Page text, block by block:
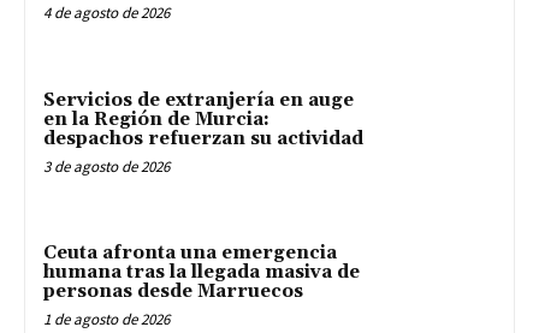
4 de agosto de 2026
Servicios de extranjería en auge
en la Región de Murcia:
despachos refuerzan su actividad
3 de agosto de 2026
Ceuta afronta una emergencia
humana tras la llegada masiva de
personas desde Marruecos
1 de agosto de 2026